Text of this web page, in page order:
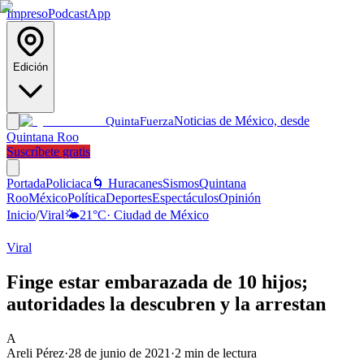
ImpresoPodcastApp
Edición
QuintaFuerzaNoticias de México, desde
Quintana Roo
Suscríbete gratis
PortadaPoliciaca 🌀 HuracanesSismosQuintana
RooMéxicoPolíticaDeportesEspectáculosOpinión
Inicio/Viral🌤️21°C· Ciudad de México
Viral
Finge estar embarazada de 10 hijos;
autoridades la descubren y la arrestan
A
Areli Pérez·28 de junio de 2021 ·2 min de lectura